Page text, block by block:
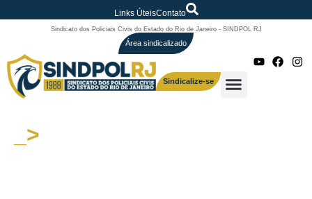
Links ÚteisContato
Sindicato dos Policiais Civis do Estado do Rio de Janeiro - SINDPOL RJ
Área sindicalizado
Sindicalize-se
_>